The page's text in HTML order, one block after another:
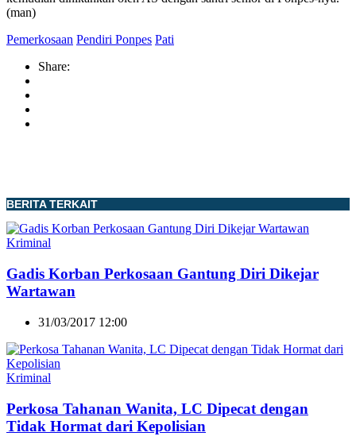
(man)
Pemerkosaan Pendiri Ponpes Pati
Share:
BERITA TERKAIT
Kriminal
Gadis Korban Perkosaan Gantung Diri Dikejar
Wartawan
31/03/2017 12:00
Kriminal
Perkosa Tahanan Wanita, LC Dipecat dengan
Tidak Hormat dari Kepolisian